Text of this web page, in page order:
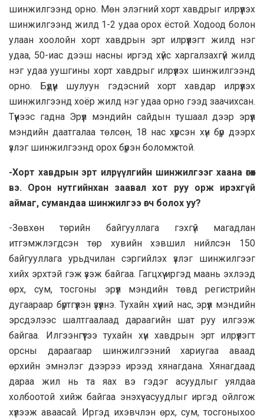
шинжилгээнд орно. Мөн элэгний хорт хавдрыг илрүүлэх
шинжилгээнд жилд 1-2 удаа орох ёстой. Ходоод болон
улаан хоолойн хорт хавдрын эрт илрүүлэгт жилд нэг
удаа, 50-иас дээш насны иргэд хүйс харгалзахгүй жилд
нэг удаа уушгины хорт хавдрыг илрүүлэх шинжилгээнд
орно. Бүдүүн шулуун гэдэсний хорт хавдар илрүүлэх
шинжилгээнд хоёр жилд нэг удаа орно гээд заачихсан.
Түүнээс гадна Эрүүл мэндийн сайдын тушаал дээр эрүүл
мэндийн даатгалаа төлсөн, 18 нас хүрсэн хүн бүр дээрх
үзлэг шинжилгээнд орох бүрэн боломжтой.
-Хорт хавдрын эрт илрүүлгийн шинжилгээг хаана өгөх
вэ. Орон нутгийнхан заавал хот руу орж ирэхгүй
аймаг, сумандаа шинжилгээ өгч болох уу?
-Зөвхөн төрийн байгууллага гэхгүй магадлан
итгэмжлэгдсэн төр хувийн хэвшил нийлсэн 150
байгууллага урьдчилан сэргийлэх үзлэг шинжилгээг
хийх эрхтэй гэж үзэж байгаа. Гагцхүү иргэд маань эхлээд
өрх, сум, тосгоны эрүүл мэндийн төвд регистрийн
дугаараар бүртгүүлэн үзүүлнэ. Тухайн хүний нас, эрүүл мэндийн
эрсдэлээс шалтгаалаад дараагийн шат руу илгээж
байгаа. Илгээнгүүтээ тухайн хүн хавдрын эрт илрүүлэгт
орсны дараагаар шинжилгээний хариугаа аваад
өрхийн эмнэлэг дээрээ ирээд хянагдана. Хянагдаад
дараа жил нь та яах вэ гэдэг асуудлыг уялдаа
холбоотой хийж байгаа энэхүү асуудлыг иргэд ойлгож
хүлээж аваасай. Иргэд ихэвчлэн өрх, сум, тосгоныхоо